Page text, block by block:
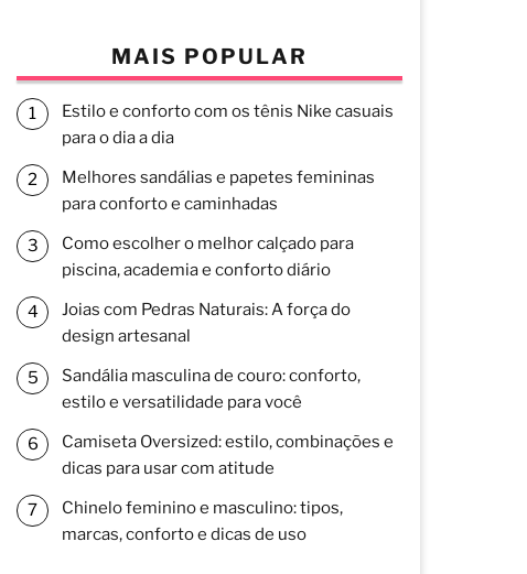
MAIS POPULAR
Estilo e conforto com os tênis Nike casuais
para o dia a dia
Melhores sandálias e papetes femininas
para conforto e caminhadas
Como escolher o melhor calçado para
piscina, academia e conforto diário
Joias com Pedras Naturais: A força do
design artesanal
Sandália masculina de couro: conforto,
estilo e versatilidade para você
Camiseta Oversized: estilo, combinações e
dicas para usar com atitude
Chinelo feminino e masculino: tipos,
marcas, conforto e dicas de uso